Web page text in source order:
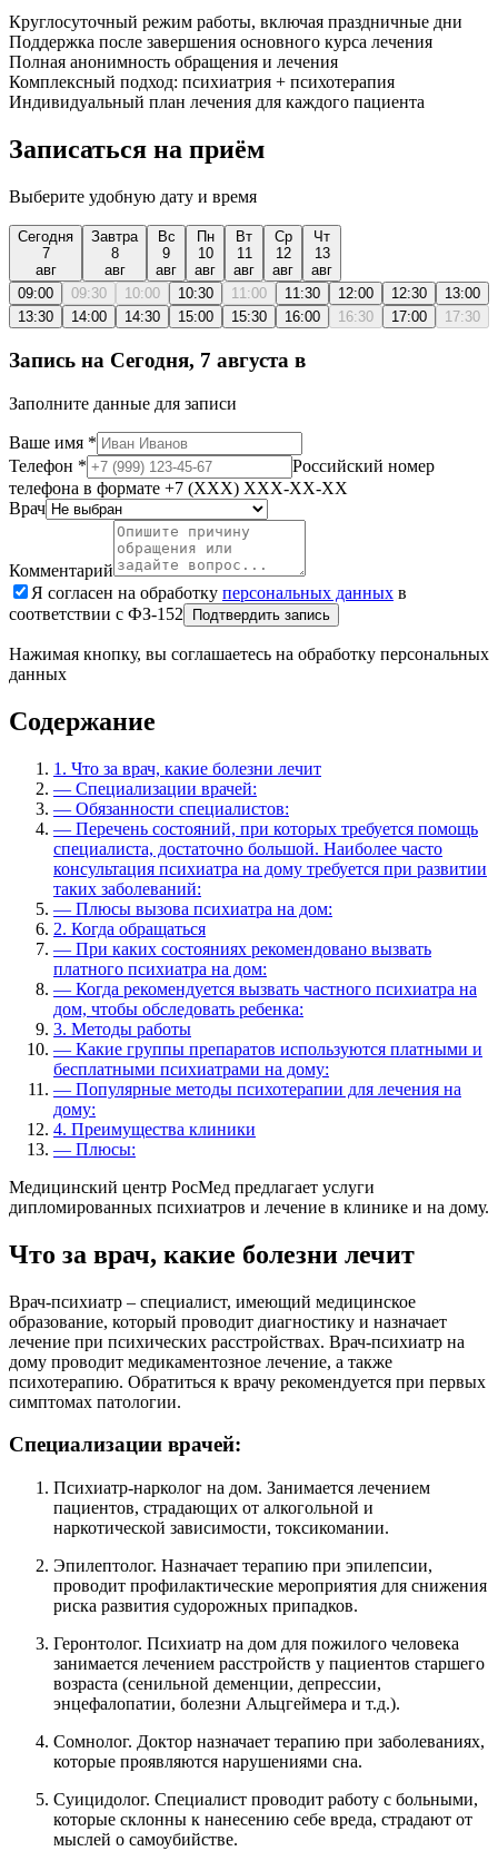
Круглосуточный режим работы, включая праздничные дни
Поддержка после завершения основного курса лечения
Полная анонимность обращения и лечения
Комплексный подход: психиатрия + психотерапия
Индивидуальный план лечения для каждого пациента
Записаться на приём
Выберите удобную дату и время
Сегодня
7
авг
Завтра
8
авг
Вс
9
авг
Пн
10
авг
Вт
11
авг
Ср
12
авг
Чт
13
авг
09:00
09:30 10:00 10:30 11:00 11:30 12:00 12:30
13:00
13:30
14:00 14:30 15:00 15:30 16:00 16:30 17:00 17:30
Запись на Сегодня, 7 августа в
Заполните данные для записи
Ваше имя *
Телефон *
Российский номер
телефона в формате +7 (XXX) XXX-XX-XX
Врач
Комментарий
Я согласен на обработку персональных данных в
соответствии с ФЗ-152
Подтвердить запись
Нажимая кнопку, вы соглашаетесь на обработку персональных
данных
Содержание
1. Что за врач, какие болезни лечит
— Специализации врачей:
— Обязанности специалистов:
— Перечень состояний, при которых требуется помощь
специалиста, достаточно большой. Наиболее часто
консультация психиатра на дому требуется при развитии
таких заболеваний:
— Плюсы вызова психиатра на дом:
2. Когда обращаться
— При каких состояниях рекомендовано вызвать
платного психиатра на дом:
— Когда рекомендуется вызвать частного психиатра на
дом, чтобы обследовать ребенка:
3. Методы работы
— Какие группы препаратов используются платными и
бесплатными психиатрами на дому:
— Популярные методы психотерапии для лечения на
дому:
4. Преимущества клиники
— Плюсы:
Медицинский центр РосМед предлагает услуги
дипломированных психиатров и лечение в клинике и на дому.
Что за врач, какие болезни лечит
Врач-психиатр – специалист, имеющий медицинское
образование, который проводит диагностику и назначает
лечение при психических расстройствах. Врач-психиатр на
дому проводит медикаментозное лечение, а также
психотерапию. Обратиться к врачу рекомендуется при первых
симптомах патологии.
Специализации врачей:
Психиатр-нарколог на дом. Занимается лечением
пациентов, страдающих от алкогольной и
наркотической зависимости, токсикомании.
Эпилептолог. Назначает терапию при эпилепсии,
проводит профилактические мероприятия для снижения
риска развития судорожных припадков.
Геронтолог. Психиатр на дом для пожилого человека
занимается лечением расстройств у пациентов старшего
возраста (сенильной деменции, депрессии,
энцефалопатии, болезни Альцгеймера и т.д.).
Сомнолог. Доктор назначает терапию при заболеваниях,
которые проявляются нарушениями сна.
Суицидолог. Специалист проводит работу с больными,
которые склонны к нанесению себе вреда, страдают от
мыслей о самоубийстве.